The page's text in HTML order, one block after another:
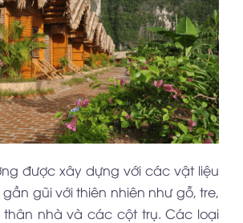
được xây dựng với các vật liệu
gũi với thiên nhiên như gỗ, tre,
nhà và các cột trụ. Các loại